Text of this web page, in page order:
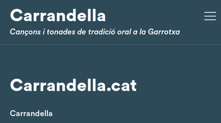
Carrandella
Cançons i tonades de tradició oral a la Garrotxa
Carrandella.cat
Carrandella